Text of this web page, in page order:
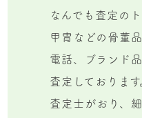
なんでも査定の
甲冑などの骨董
電話、ブランド
査定しておりま
査定士がおり、